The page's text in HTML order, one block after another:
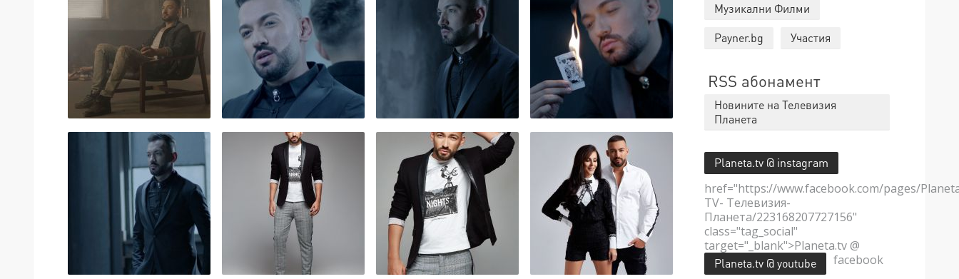
Музикални Филми
Payner.bg
Участия
RSS абонамент
Новините на Телевизия
Планета
Planeta.tv @ instagram
href="https://www.facebook.com/pages/
TV- Телевизия-
Планета/223168207727156"
class="tag_social"
target="_blank">Planeta.tv @
facebook
Planeta.tv @ youtube